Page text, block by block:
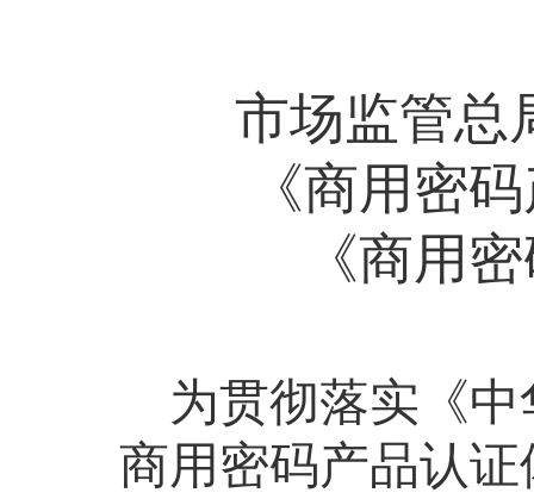
市场监管总
《商用密
《商用
为贯彻落实《
商用密码产品认证